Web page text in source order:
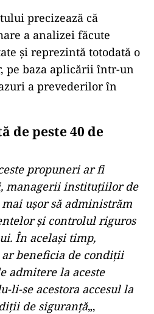
precizează că
a analizei făcute
şi reprezintă totodată o
pe baza aplicării într-un
a prevederilor în
de peste 40 de
propuneri ar fi
managerii instituţiilor de
uşor să administrăm
şi controlul riguros
În acelaşi timp,
beneficia de condiţii
admitere la aceste
li-se acestora accesul la
de siguranţă„,